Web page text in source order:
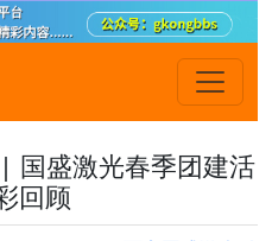
国盛激光春季团建活
回顾